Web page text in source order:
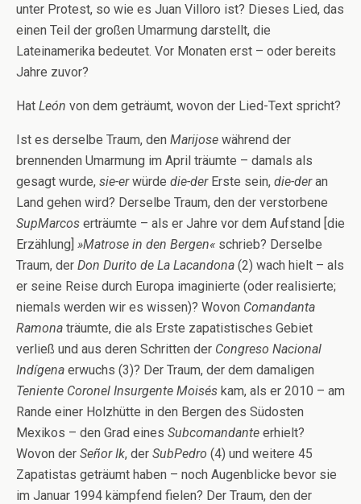
unter Protest, so wie es Juan Villoro ist? Dieses Lied, das
einen Teil der großen Umarmung darstellt, die
Lateinamerika bedeutet. Vor Monaten erst – oder bereits
Jahre zuvor?
Hat León von dem geträumt, wovon der Lied-Text spricht?
Ist es derselbe Traum, den Marijose während der
brennenden Umarmung im April träumte – damals als
gesagt wurde, sie-erwürde die-derErste sein, die-deran
Land gehen wird? Derselbe Traum, den der verstorbene
SupMarcos erträumte – als er Jahre vor dem Aufstand [die
Erzählung] »Matrose in den Bergen« schrieb? Derselbe
Traum, der Don Durito de La Lacandona (2) wach hielt – als
er seine Reise durch Europa imaginierte (oder realisierte;
niemals werden wir es wissen)? Wovon Comandanta
Ramona träumte, die als Erste zapatistisches Gebiet
verließ und aus deren Schritten der Congreso Nacional
Indígena erwuchs (3)? Der Traum, der dem damaligen
Teniente Coronel Insurgente Moisés kam, als er 2010 – am
Rande einer Holzhütte in den Bergen des Südosten
Mexikos – den Grad eines Subcomandante erhielt?
Wovon der Señor Ik, der SubPedro (4) und weitere 45
Zapatistas geträumt haben – noch Augenblicke bevor sie
im Januar 1994 kämpfend fielen? Der Traum, den der